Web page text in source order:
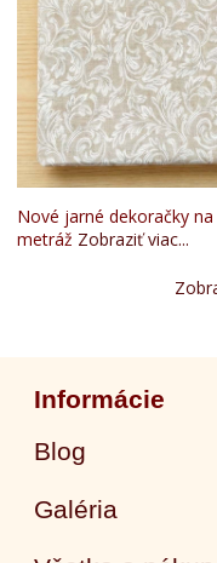
Nové jarné dekoračky
metráž Zobraziť viac...
Informácie
Blog
Galéria